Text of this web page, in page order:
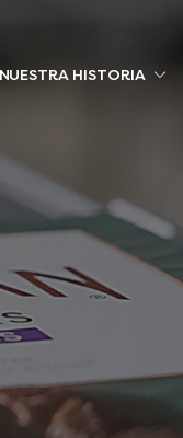
NUESTRA HISTORIA